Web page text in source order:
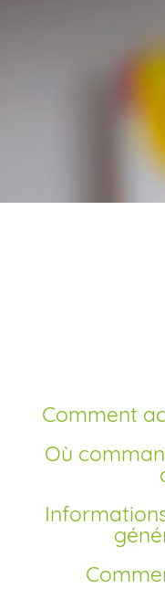
Comment
Où commander Clomid en ligne sans
Informations générales sur le Clomid